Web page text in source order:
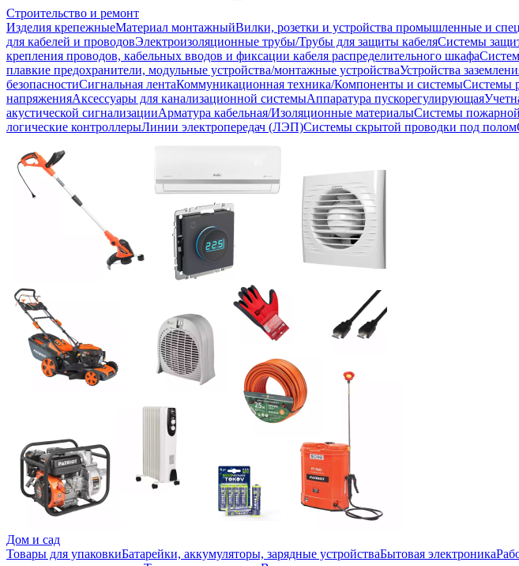
Строительство и ремонт
Изделия крепежныеМатериал монтажныйВилки, розетки и устройства промышленные и
для кабелей и проводовЭлектроизоляционные трубы/Трубы для защиты кабеляСистемы
крепления проводов, кабельных вводов и фиксации кабеля распределительного шкафа
плавкие предохранители, модульные устройства/монтажные устройстваУстройства
безопасностиСигнальная лентаКоммуникационная техника/Компоненты и системыСистемы
напряженияАксессуары для канализационной системыАппаратура пускорегулирующая
акустической сигнализацииАрматура кабельная/Изоляционные материалыСистемы
логические контроллерыЛинии электропередач (ЛЭП)Системы скрытой проводки под полом
Дом и сад
Товары для упаковкиБатарейки, аккумуляторы, зарядные устройстваБытовая электроника